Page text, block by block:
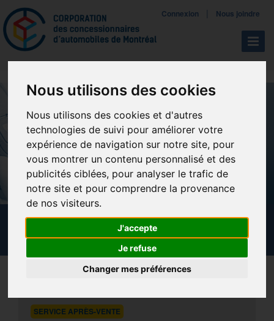
Nous utilisons des cookies
Nous utilisons des cookies et d'autres
technologies de suivi pour améliorer votre
expérience de navigation sur notre site, pour
vous montrer un contenu personnalisé et des
publicités ciblées, pour analyser le trafic de
notre site et pour comprendre la provenance
de nos visiteurs.
J'accepte
Je refuse
Changer mes préférences
Mettreà jour vos préférences de témoins
Connexion Nous joindre
CALENDRIER DES FORMATIONS
SERVICE APRÈS-VENTE